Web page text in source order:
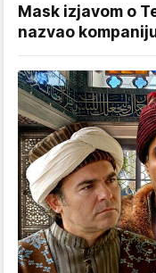
Mask izjavom o
nazvao